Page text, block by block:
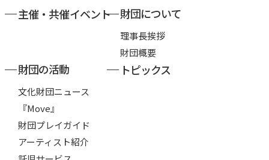
主催・共催イベント 財団について
理事長挨拶
財団概要
財団の活動
文化財団ニュース
『Move』
財団プレイガイド
アーティスト紹介
トピックス